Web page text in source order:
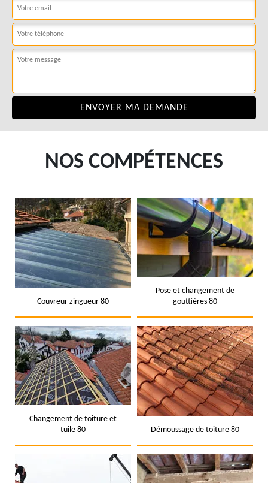
NOS COMPÉTENCES
Couvreur zingueur 80
Pose et changement de
gouttières 80
Changement de toiture et
tuile 80
Démoussage de toiture 80